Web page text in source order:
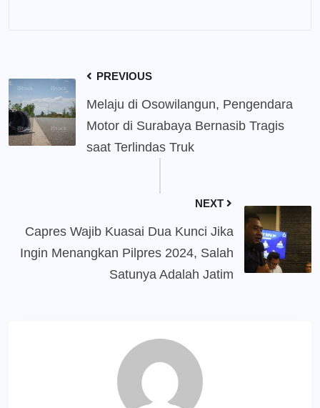
PREVIOUS
Melaju di Osowilangun, Pengendara
Motor di Surabaya Bernasib Tragis
saat Terlindas Truk
NEXT
Capres Wajib Kuasai Dua Kunci Jika
Ingin Menangkan Pilpres 2024, Salah
Satunya Adalah Jatim